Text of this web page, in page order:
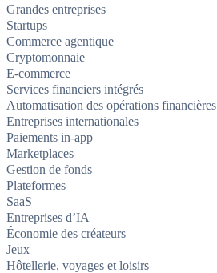
Grandes entreprises
Startups
Commerce agentique
Cryptomonnaie
E-commerce
Services financiers intégrés
Automatisation des opérations financières
Entreprises internationales
Paiements in-app
Marketplaces
Gestion de fonds
Plateformes
SaaS
Entreprises d’IA
Économie des créateurs
Jeux
Hôtellerie, voyages et loisirs